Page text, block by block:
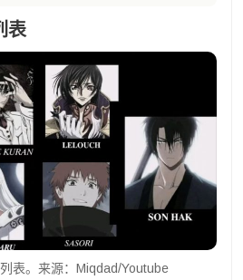
表
表。来源：Miqdad/Youtube